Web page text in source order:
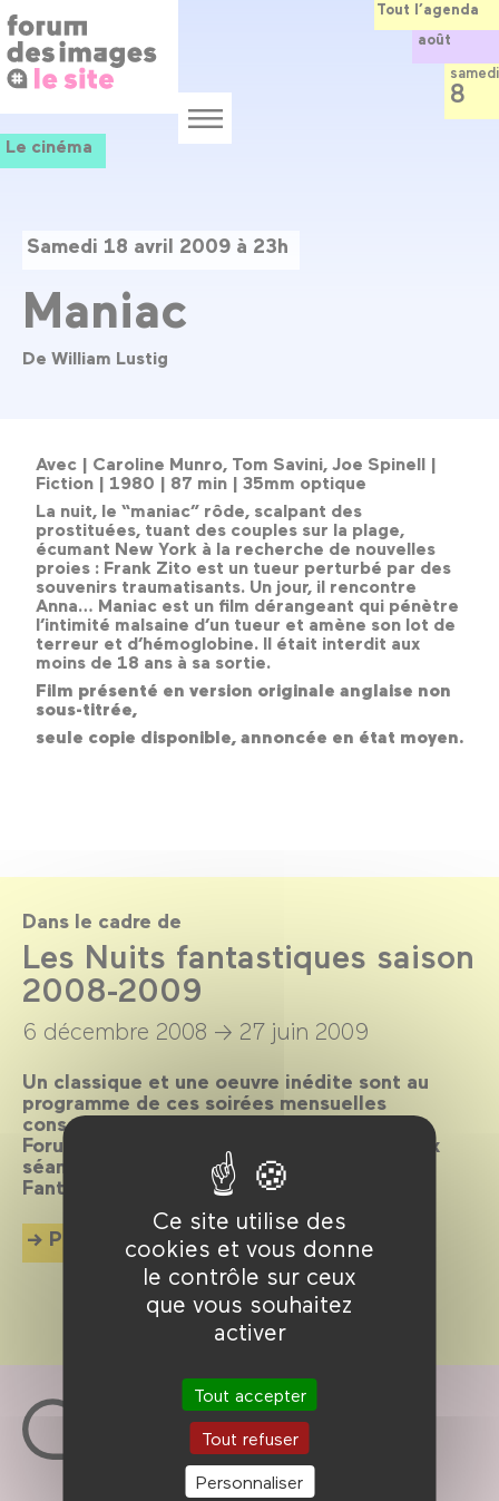
Ce site utilise des
cookies et vous donne
le contrôle sur ceux
que vous souhaitez
activer
Tout accepter
Tout refuser
Personnaliser
au
contenu
principal
Menu
Le cinéma
Samedi 18 avril 2009 à 23h
Maniac
De William Lustig
Avec | Caroline Munro, Tom Savini, Joe Spinell |
Fiction | 1980 | 87 min | 35mm optique
La nuit, le “maniac” rôde, scalpant des
prostituées, tuant des couples sur la plage,
écumant New York à la recherche de nouvelles
proies : Frank Zito est un tueur perturbé par des
souvenirs traumatisants. Un jour, il rencontre
Anna… Maniac est un film dérangeant qui pénètre
l’intimité malsaine d’un tueur et amène son lot de
terreur et d’hémoglobine. Il était interdit aux
moins de 18 ans à sa sortie.
Film présenté en version originale anglaise non
sous-titrée,
seule copie disponible, annoncée en état moyen.
Dans le cadre de
Les Nuits fantastiques saison
2008-2009
6 décembre 2008 → 27 juin 2009
Un classique et une oeuvre inédite sont au
programme de ces soirées mensuelles
consacrées au film de genre. Le 7e Bar du
Forum des images est ouvert entre les deux
séances. En partenariat avec L’Écran
Fantastique.
Plus d'info
Tout l’agenda
août
samedi
8